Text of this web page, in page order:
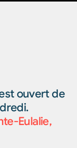
ouvert de
Eulalie,